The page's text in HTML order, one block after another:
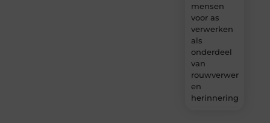
mensen
voor as
verwerken
als
onderdeel
van
rouwverwerking
en
herinnering?